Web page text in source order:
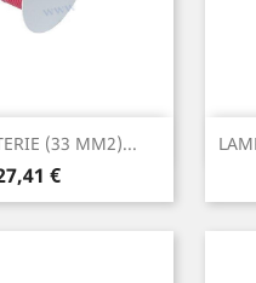
(33 MM2)...
€
rapide